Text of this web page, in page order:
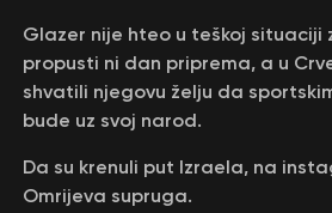
Glazer nije hteo u teškoj situaciji
propusti ni dan priprema, a u
shvatili njegovu želju da
bude uz svoj narod.
Da su krenuli put Izraela, na
Omrijeva supruga.